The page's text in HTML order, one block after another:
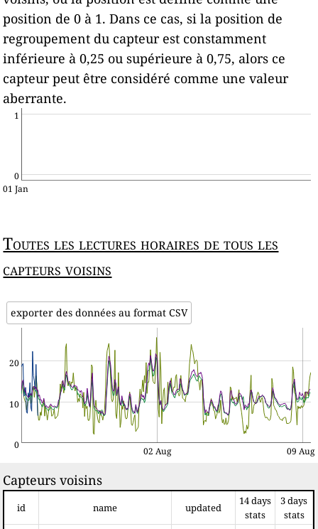
position de 0 à 1. Dans ce cas, si la position de
regroupement du capteur est constamment
inférieure à 0,25 ou supérieure à 0,75, alors ce
capteur peut être considéré comme une valeur
aberrante.
0
1
01 Jan
Toutes les lectures horaires de tous les
capteurs voisins
exporter des données au format CSV
0
10
20
02 Aug 09 Aug
Capteurs voisins
id name updated
14 days
stats
3 days
stats